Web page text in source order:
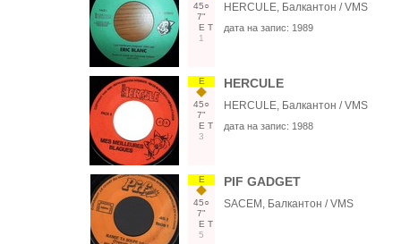
45○
7"
Е Т
1
HERCULE, Балкантон / VMS
дата на запис: 1989
Е
45○
7"
Е Т
3
HERCULE
HERCULE, Балкантон / VMS
дата на запис: 1988
Е
45○
7"
Е Т
5
PIF GADGET
SACEM, Балкантон / VMS